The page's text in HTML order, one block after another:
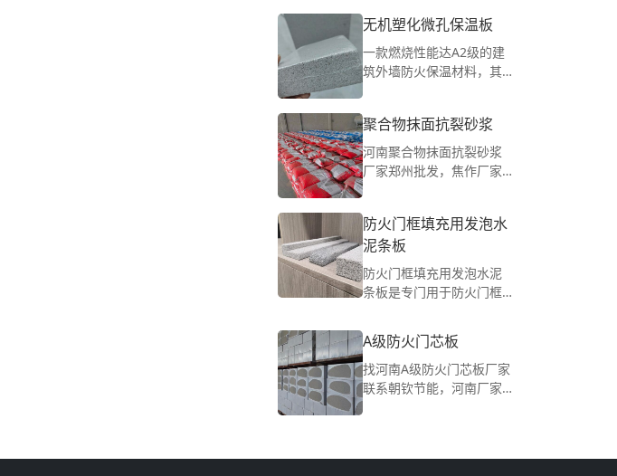
热、隔音)及既有建筑节能
改造外保温工程和修缮工
程等。
带、外墙防火保温板等。
具有高耐火性，高保温
性，无毒无害，寿命长，
耐水性好，界面好，节能
容性、亲和力好，粘接牢
固，不易脱落，保温系统
具有透气性，抗风压、抗
震性好等特点
无机塑化微孔保温板
一款燃烧性能达A2级的建
筑外墙防火保温材料，其
间，柔韧轻质可塑性强
聚合物抹面抗裂砂浆
河南聚合物抹面抗裂砂浆
厂家郑州批发，焦作厂家
上产基地欢迎考察！使用
物抹面砂浆的基础上稳固
实现抗裂效用。
防火门框填充用发泡水
泥条板
防火门框填充用发泡水泥
条板是专门用于防火门框
美价廉，厂家直销
A级防火门芯板
找河南A级防火门芯板厂家
联系朝钦节能，河南厂家
产品定制，A级防火保温！
主要包括：发泡水泥防火